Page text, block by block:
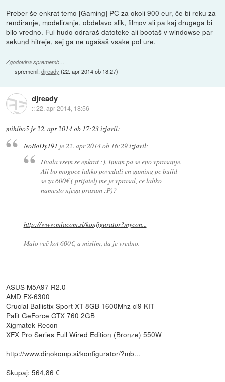
Preber še enkrat temo [Gaming] PC za okoli 900 eur, če bi reku za
rendiranje, modeliranje, obdelavo slik, filmov ali pa kaj drugega bi
bilo vredno. Ful hudo odraraš datoteke ali bootaš v windowse par
sekund hitreje, sej ga ne ugašaš vsake pol ure.
Zgodovina sprememb…
spremenil:djready (22. apr 2014 ob 18:27)
djready
::22. apr 2014, 18:56
mihibo5 je22. apr 2014 ob 17:23izjavil:
NoBoDy191 je 22. apr 2014 ob 16:29izjavil:
Hvala vsem se enkrat :). Imam pa se eno vprasanje.
Ali bo mogoce lahko povedali en gaming pc build
se za 600€ ( prijatelj me je vprasal, ce lahko
namesto njega prasam :P)?
http://www.mlacom.si/konfigurator?mycon...
Malo več kot 600€, a mislim, da je vredno.
ASUS M5A97 R2.0
AMD FX-6300
Crucial Ballistix Sport XT 8GB 1600Mhz cl9 KIT
Palit GeForce GTX 760 2GB
Xigmatek Recon
XFX Pro Series Full Wired Edition (Bronze) 550W
http://www.dinokomp.si/konfigurator/?mb...
Skupaj: 564,86 €